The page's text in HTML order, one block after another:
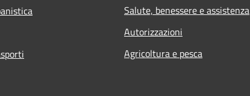
Salute, benessere e assistenza
Autorizzazioni
Agricoltura e pesca